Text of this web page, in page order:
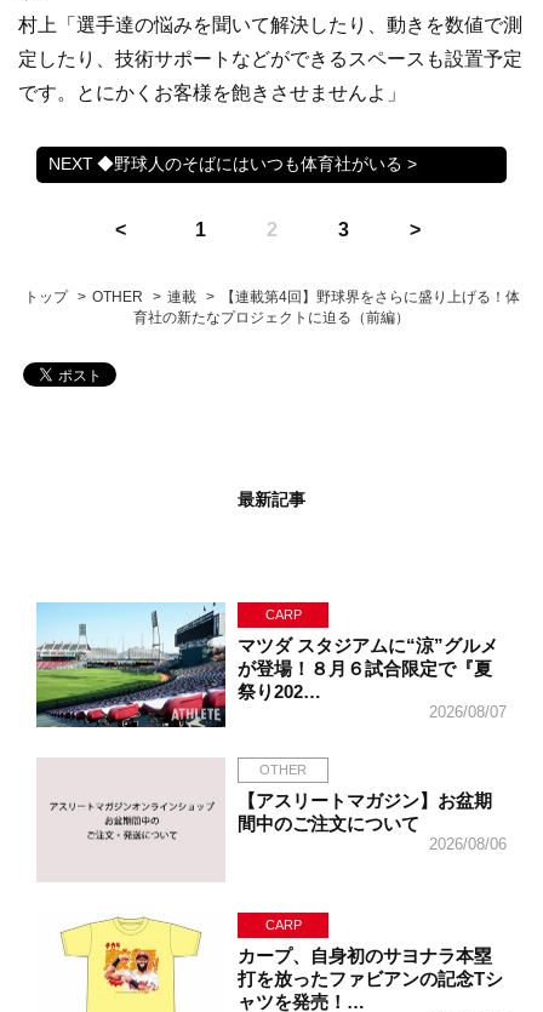
村上「選手達の悩みを聞いて解決したり、動きを数値で測
定したり、技術サポートなどができるスペースも設置予定
です。とにかくお客様を飽きさせませんよ」
◆野球人のそばにはいつも体育社がいる >
1 2 3
トップ OTHER 連載
【連載第4回】野球界をさらに盛り上げる！体
育社の新たなプロジェクトに迫る（前編）
最新記事
CARP
マツダ スタジアムに“涼”グルメ
が登場！８月６試合限定で『夏
祭り202…
2026/08/07
OTHER
【アスリートマガジン】お盆期
間中のご注文について
2026/08/06
CARP
カープ、自身初のサヨナラ本塁
打を放ったファビアンの記念Tシ
ャツを発売！…